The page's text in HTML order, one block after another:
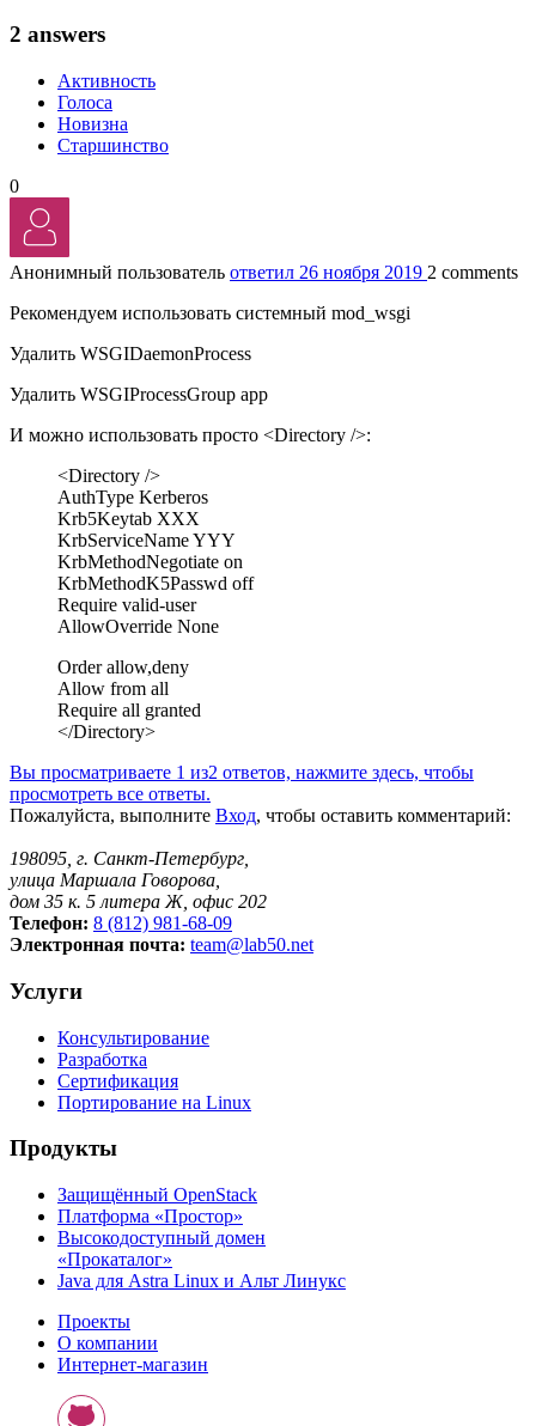
2 answers
Активность
Голоса
Новизна
Старшинство
0
Анонимный пользователь ответил 26 ноября 2019 2 comments
Рекомендуем использовать системный mod_wsgi
Удалить WSGIDaemonProcess
Удалить WSGIProcessGroup app
И можно использовать просто <Directory />:
<Directory />
AuthType Kerberos
Krb5Keytab XXX
KrbServiceName YYY
KrbMethodNegotiate on
KrbMethodK5Passwd off
Require valid-user
AllowOverride None
Order allow,deny
Allow from all
Require all granted
</Directory>
Вы просматриваете 1 из2 ответов, нажмите здесь, чтобы
просмотреть все ответы.
Пожалуйста, выполните Вход, чтобы оставить комментарий:
198095, г. Санкт-Петербург,
улица Маршала Говорова,
дом 35 к. 5 литера Ж, офис 202
Телефон: 8 (812) 981-68-09
Электронная почта: team@lab50.net
Услуги
Консультирование
Разработка
Сертификация
Портирование на Linux
Продукты
Защищённый OpenStack
Платформа «Простор»
Высокодоступный домен
«Прокаталог»
Java для Astra Linux и Альт Линукс
Проекты
О компании
Интернет-магазин